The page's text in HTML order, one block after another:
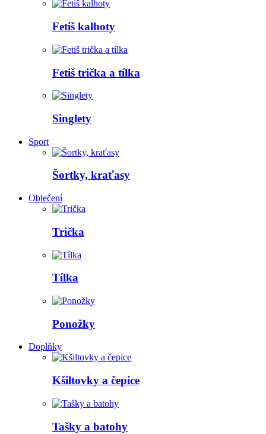
Fetiš kalhoty
Fetiš trička a tílka
Singlety
Sport
Šortky, kraťasy
Oblečení
Trička
Tílka
Ponožky
Doplňky
Kšiltovky a čepice
Tašky a batohy